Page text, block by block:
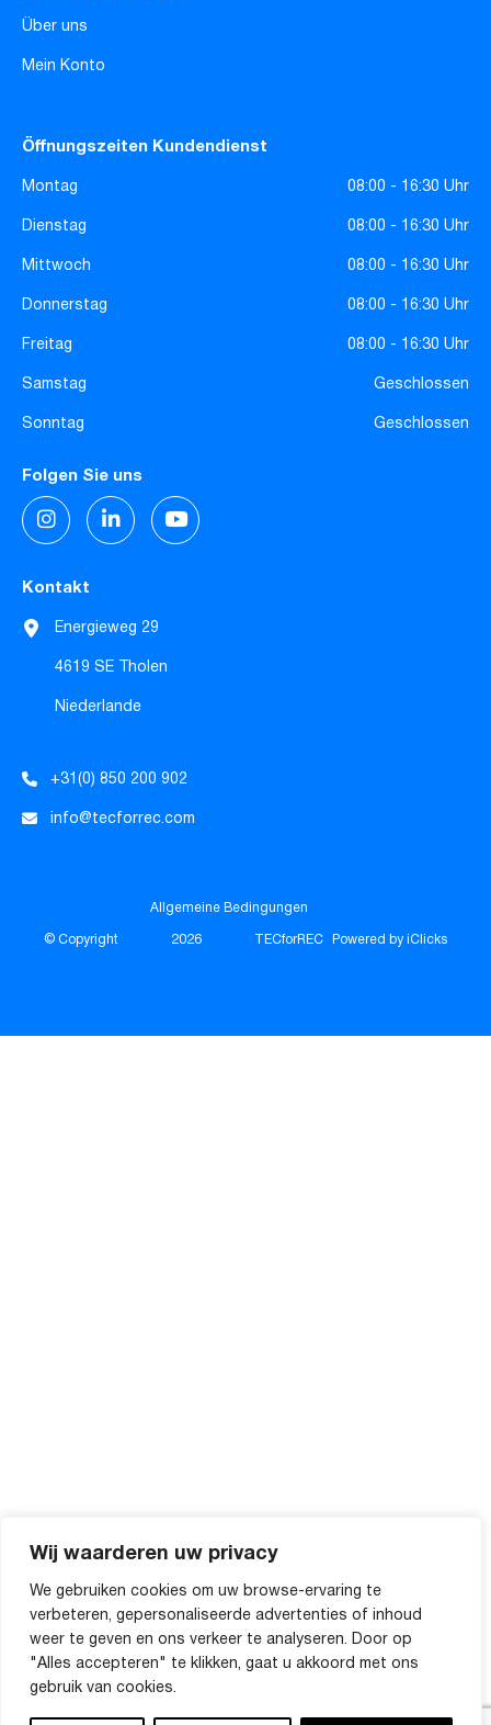
Wij waarderen uw privacy
We gebruiken cookies om uw browse-ervaring te
verbeteren, gepersonaliseerde advertenties of inhoud
weer te geven en ons verkeer te analyseren. Door op
"Alles accepteren" te klikken, gaat u akkoord met ons
gebruik van cookies.
Über uns
Mein Konto
Öffnungszeiten Kundendienst
Montag
08:00 - 16:30 Uhr
Dienstag
08:00 - 16:30 Uhr
Mittwoch
08:00 - 16:30 Uhr
Donnerstag
08:00 - 16:30 Uhr
Freitag
08:00 - 16:30 Uhr
Samstag
Geschlossen
Sonntag
Geschlossen
Folgen Sie uns
Kontakt
Energieweg 29
4619 SE Tholen
Niederlande
+31(0) 850 200 902
info@tecforrec.com
© Copyright 2026 TECforREC Powered by iClicks
Allgemeine Bedingungen